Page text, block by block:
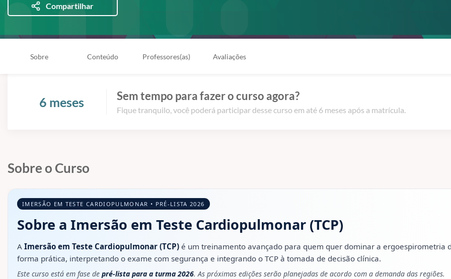
Compartilhar
Sobre Conteúdo Professores(as) Avaliações
6 meses Sem tempo para fazer o curso agora?
Fique tranquilo, você poderá participar desse curso em até 6 meses após a matrícula.
Sobre o Curso
IMERSÃO EM TESTE CARDIOPULMONAR • PRÉ-LISTA 2026
Sobre a Imersão em Teste Cardiopulmonar (TCP)
A Imersão em Teste Cardiopulmonar (TCP) é um treinamento avançado para quem quer dominar a ergoespirometria
forma prática, interpretando o exame com segurança e integrando o TCP à tomada de decisão clínica.
Este curso está em fase de pré-lista para a turma 2026. As próximas edições serão planejadas de acordo com a demanda das regiões.